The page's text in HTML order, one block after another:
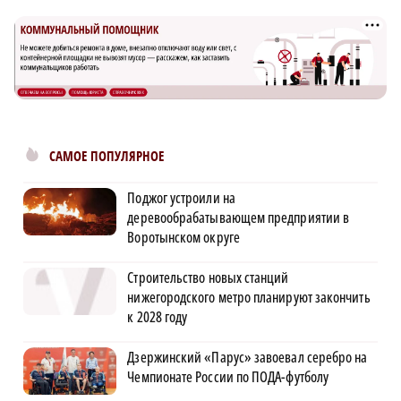
САМОЕ ПОПУЛЯРНОЕ
Поджог устроили на
деревообрабатывающем предприятии в
Воротынском округе
Строительство новых станций
нижегородского метро планируют закончить
к 2028 году
Дзержинский «Парус» завоевал серебро на
Чемпионате России по ПОДА-футболу